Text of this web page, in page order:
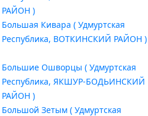
РАЙОН )
Большая Кивара ( Удмуртская
Республика, ВОТКИНСКИЙ РАЙОН )
Большие Ошворцы ( Удмуртская
Республика, ЯКШУР-БОДЬИНСКИЙ
РАЙОН )
Большой Зетым ( Удмуртская